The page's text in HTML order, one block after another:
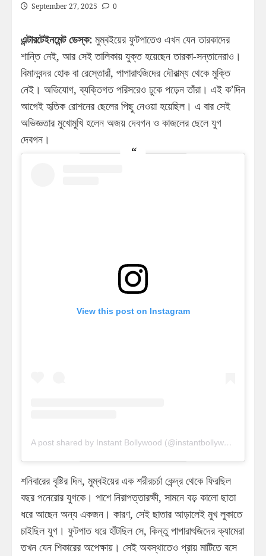
September 27, 2025 0
এন্টারটেইনমেন্ট ডেস্ক: মুম্বইয়ের ফুটপাতেও এখন যেন তারকাদের
শান্তি নেই, আর সেই তালিকায় যুক্ত হয়েছেন তারকা-সন্তানেরাও।
বিমানবন্দর হোক বা রেস্তোরাঁ, পাপারাৎজিদের দৌরাত্ম্য থেকে মুক্তি
নেই। অভিযোগ, ব্যক্তিগত পরিসরেও ঢুকে পড়েন তাঁরা। এই ক’দিন
আগেই হৃতিক রোশনের ছেলের পিছু নেওয়া হয়েছিল। এ বার সেই
অভিজ্ঞতার মুখোমুখি হলেন অজয় দেবগন ও কাজলের ছেলে যুগ
দেবগন।
View this post on Instagram
A post shared by Instant Bollywood (@instantbollywood)
শনিবারের বৃষ্টির দিন, মুম্বইয়ের এক শরীরচর্চা কেন্দ্র থেকে ফিরছিল
বছর পনেরোর যুগকে। পাশে নিরাপত্তারক্ষী, সামনে বড় কালো ছাতা
ধরে আছেন অন্য একজন। কারণ, সেই ছাতার আড়ালেই মুখ লুকাতে
চাইছিল যুগ। ফুটপাত ধরে হাঁটছিল সে, কিন্তু পাপারাৎজিদের ক্যামেরা
তখন যেন শিকারের অপেক্ষায়। সেই অবস্থাতেও প্রায় মাটিতে বসে